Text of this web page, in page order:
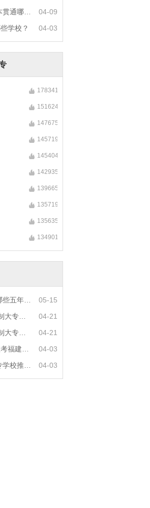
04-09
04-03
学校？
178341
151624
147675
145719
145404
142935
139665
135719
135635
134901
05-15
04-21
04-21
04-03
04-03